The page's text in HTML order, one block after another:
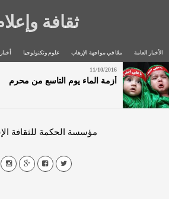
ثقافة
الأخبار العامة معًا في مواجهة الإرهاب علوم وتكنولوجيا
11/10/2016
أزمة الماء يوم التاسع من محرم
مؤسسة الحكمة للثقافة